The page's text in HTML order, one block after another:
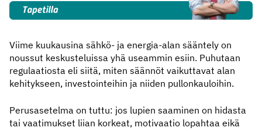
Viime kuukausina sähkö- ja energia-alan sääntely on
noussut keskusteluissa yhä useammin esiin. Puhutaan
regulaatiosta eli siitä, miten säännöt vaikuttavat alan
kehitykseen, investointeihin ja niiden pullonkauloihin.
Perusasetelma on tuttu: jos lupien saaminen on hidasta
tai vaatimukset liian korkeat, motivaatio lopahtaa eikä